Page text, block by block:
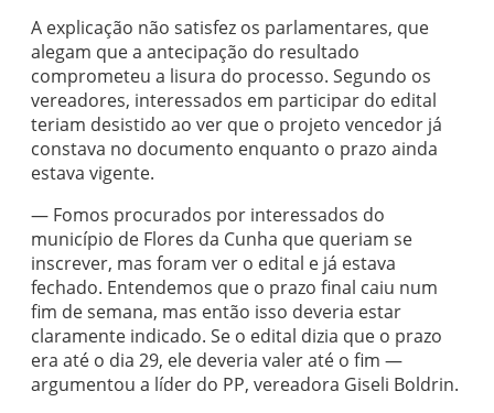
A explicação não satisfez os parlamentares, que
alegam que a antecipação do resultado
comprometeu a lisura do processo. Segundo os
vereadores, interessados em participar do edital
teriam desistido ao ver que o projeto vencedor já
constava no documento enquanto o prazo ainda
estava vigente.
— Fomos procurados por interessados do
município de Flores da Cunha que queriam se
inscrever, mas foram ver o edital e já estava
fechado. Entendemos que o prazo final caiu num
fim de semana, mas então isso deveria estar
claramente indicado. Se o edital dizia que o prazo
era até o dia 29, ele deveria valer até o fim —
argumentou a líder do PP, vereadora Giseli Boldrin.